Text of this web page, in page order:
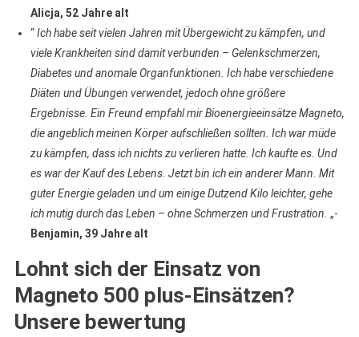
Alicja, 52 Jahre alt
“Ich habe seit vielen Jahren mit Übergewicht zu kämpfen, und
viele Krankheiten sind damit verbunden – Gelenkschmerzen,
Diabetes und anomale Organfunktionen. Ich habe verschiedene
Diäten und Übungen verwendet, jedoch ohne größere
Ergebnisse. Ein Freund empfahl mir Bioenergieeinsätze Magneto,
die angeblich meinen Körper aufschließen sollten. Ich war müde
zu kämpfen, dass ich nichts zu verlieren hatte. Ich kaufte es. Und
es war der Kauf des Lebens. Jetzt bin ich ein anderer Mann. Mit
guter Energie geladen und um einige Dutzend Kilo leichter, gehe
ich mutig durch das Leben – ohne Schmerzen und Frustration. „-
Benjamin, 39 Jahre alt
Lohnt sich der Einsatz von
Magneto 500 plus-Einsätzen?
Unsere bewertung